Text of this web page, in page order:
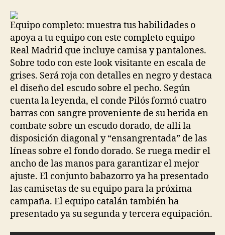
Equipo completo: muestra tus habilidades o
apoya a tu equipo con este completo equipo
Real Madrid que incluye camisa y pantalones.
Sobre todo con este look visitante en escala de
grises. Será roja con detalles en negro y destaca
el diseño del escudo sobre el pecho. Según
cuenta la leyenda, el conde Pilós formó cuatro
barras con sangre proveniente de su herida en
combate sobre un escudo dorado, de allí la
disposición diagonal y “ensangrentada” de las
líneas sobre el fondo dorado. Se ruega medir el
ancho de las manos para garantizar el mejor
ajuste. El conjunto babazorro ya ha presentado
las camisetas de su equipo para la próxima
campaña. El equipo catalán también ha
presentado ya su segunda y tercera equipación.